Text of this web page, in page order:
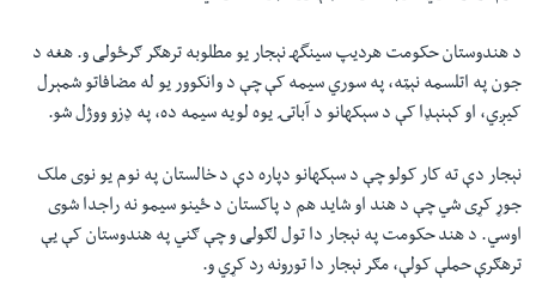
د هندوستان حکومت هردیپ سینگهـ نېجار یو مطلوبه ترهګر ګرځولی و. هغه د
جون په اتلسمه نېټه، په سوري سیمه کې چې د وانکوور یو له مضافاتو شمېرل
کیږي، او کېنېډا کې د سېکهانو د آباتۍ یوه لویه سیمه ده، په ډزو ووژل شو.
نېجار دې ته کار کولو چې د سېکهانو دپاره دې د خالستان په نوم یو نوی ملک
جوړ کړی شي چې د هند او شاید هم د پاکستان د ځینو سیمو نه راجدا شوی
اوسي. د هند حکومت په نېجار دا تول لګولی و چې ګني په هندوستان کې یې
ترهګرې حملې کولې، مګر نېجار دا تورونه رد کړي و.